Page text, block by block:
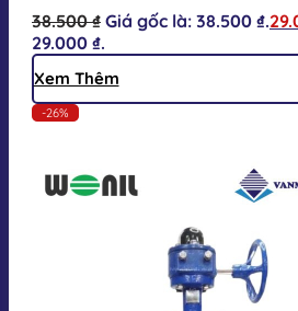
38.500₫ Giá gốc là: 38.500 ₫.
29.000 ₫.
Xem Thêm
-26%